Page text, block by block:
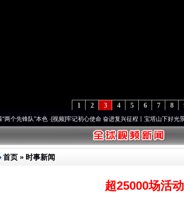
8
7
6
5
4
3
2
1
队”本色·[视频]牢记初心使命 奋进复兴征程丨宝塔山下好光景..·[视频]
首页 » 时事新闻
超25000场活